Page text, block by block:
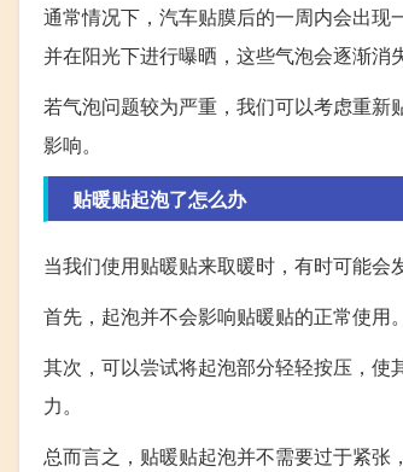
通常情况下，汽车贴膜后的一周内会出现
并在阳光下进行曝晒，这些气泡会逐渐消失
若气泡问题较为严重，我们可以考虑重
影响。
贴暖贴起泡了怎么办
当我们使用贴暖贴来取暖时，有时可能会
首先，起泡并不会影响贴暖贴的正常使用
其次，可以尝试将起泡部分轻轻按压，
力。
总而言之，贴暖贴起泡并不需要过于紧张